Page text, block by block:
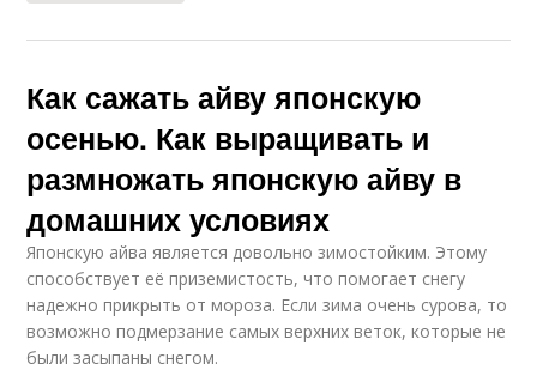
Как сажать айву японскую
осенью. Как выращивать и
размножать японскую айву в
домашних условиях
Японскую айва является довольно зимостойким. Этому
способствует её приземистость, что помогает снегу
надежно прикрыть от мороза. Если зима очень сурова, то
возможно подмерзание самых верхних веток, которые не
были засыпаны снегом.